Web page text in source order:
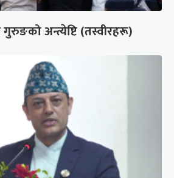
गुरुङको अन्त्येष्टि (तस्वीरहरू)